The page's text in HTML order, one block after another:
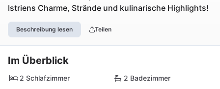
Istriens Charme, Strände und kulinarische Highlights!
Beschreibung lesen Teilen
Im Überblick
2 Schlafzimmer
2 Badezimmer